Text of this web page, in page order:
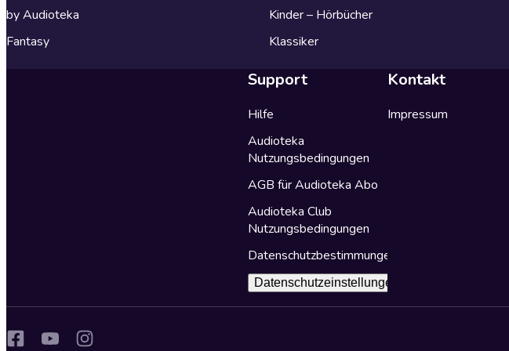
by Audioteka
Fantasy
Kinder – Hörbücher
Klassiker
Support
Hilfe
Audioteka
Nutzungsbedingungen
AGB für Audioteka Abo
Audioteka Club
Nutzungsbedingungen
Datenschutzbestimmungen
Datenschutzeinstellungen
Kontakt
Impressum